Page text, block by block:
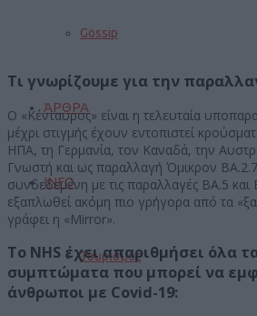
Gossip
ΆΡΘΡΑ
INFO
Τουρισμός
Τι γνωρίζουμε για την
Ο «Κένταυρος» είναι η τελευταία
μέχρι στιγμής έχουν εντοπιστεί
ΗΠΑ, τη Γερμανία, τον Καναδά, την
Γνωστή και ως παραλλαγή Όμικρον
συνδεδεμένη με τις παραλλαγές BA.5
εξαπλωθεί ακόμη πιο γρήγορα από τα
γράφει η «Mirror».
Το NHS έχει απαριθμήσει όλα
συμπτώματα που μπορεί να
άνθρωποι με Covid-19: